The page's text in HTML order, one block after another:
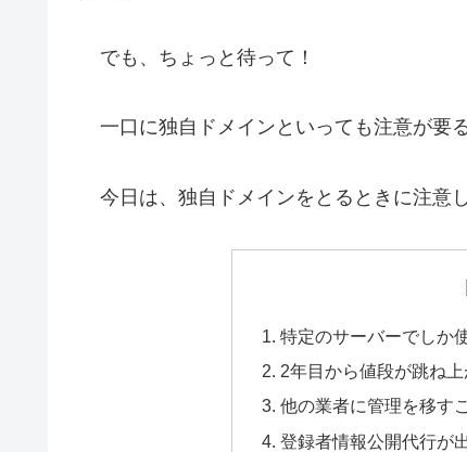
でも、ちょっと待って！
一口に独自ドメインといっても注意が要る
今日は、独自ドメインをとるときに注意
特定のサーバーでしか
2年目から値段が跳ね
他の業者に管理を移す
登録者情報公開代行が